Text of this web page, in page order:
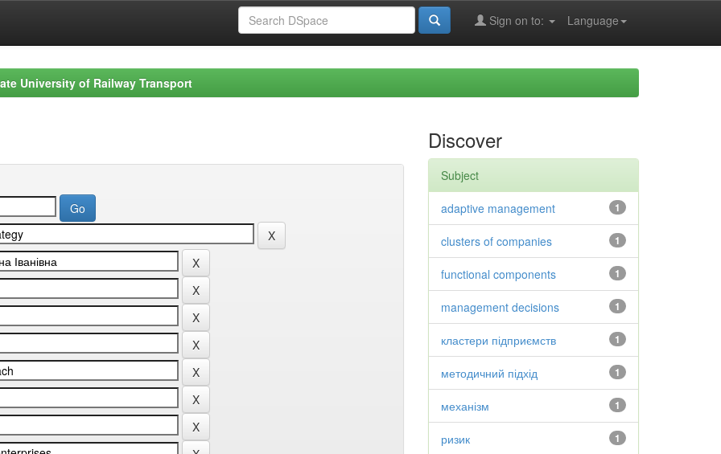
Language
Sign on to:
University of Railway Transport
Discover
Subject
1
adaptive management
1
clusters of companies
1
functional components
1
management decisions
1
кластери підприємств
1
методичний підхід
1
механізм
1
ризик